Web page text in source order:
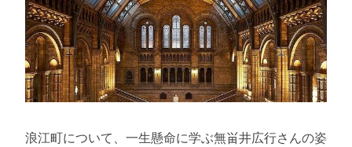
浪江町について、一生懸命に学ぶ無畄井広行さんの姿